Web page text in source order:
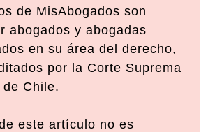
de MisAbogados son
abogados y abogadas
en su área del derecho,
por la Corte Suprema
Chile.
este artículo no es